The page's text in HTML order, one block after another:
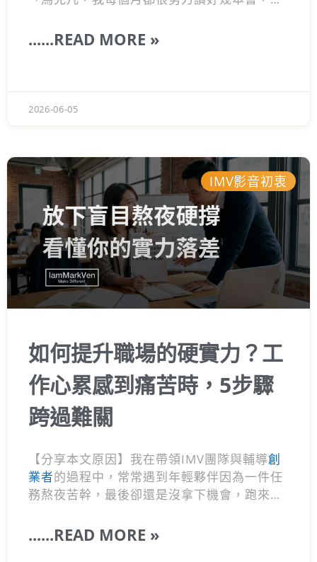
錯了？」其實這不是你記憶力不好，或是理解
的職場戰場上拿不出相對應的策略，那充其量
只是眼睛做了一場運動罷了。今天想跟大家聊
慧，真正變成自己腦中帶得走的武器。
......READ MORE »
2026-06-05
IMV影音初衷
如何提升職場的硬實力？工
作心累感到痛苦時，5步驟
跨過難關
【分享本文原因】我在帶領IMV團隊與輔導創
業者的過程中，常常遇到年輕夥伴因為一件任
務熬夜苦幹，最後卻還是沒拿下機會，跑來跟
自己，也曾經歷過看著機會流失的痛苦。工作
......READ MORE »